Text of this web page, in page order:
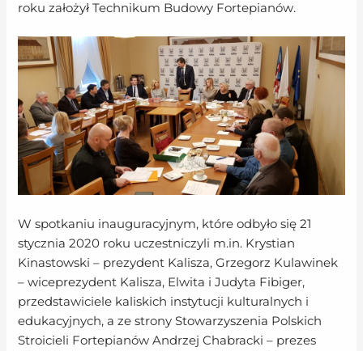
roku założył Technikum Budowy Fortepianów.
W spotkaniu inauguracyjnym, które odbyło się 21
stycznia 2020 roku uczestniczyli m.in. Krystian
Kinastowski – prezydent Kalisza, Grzegorz Kulawinek
– wiceprezydent Kalisza, Elwita i Judyta Fibiger,
przedstawiciele kaliskich instytucji kulturalnych i
edukacyjnych, a ze strony Stowarzyszenia Polskich
Stroicieli Fortepianów Andrzej Chabracki – prezes